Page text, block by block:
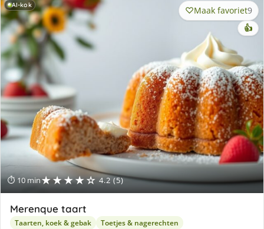
AI-kok
⏱ 10 min★★★★☆ 4.2 (5)
Maak favoriet9
👍
Merenque taart
Taarten, koek & gebak Toetjes & nagerechten